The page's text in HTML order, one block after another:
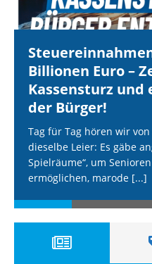
Billionen Euro –
Kassensturz und
der Bürger!
Tag für Tag hören wir
dieselbe Leier: Es gäbe
Spielräume“, um
ermöglichen, marode [...]